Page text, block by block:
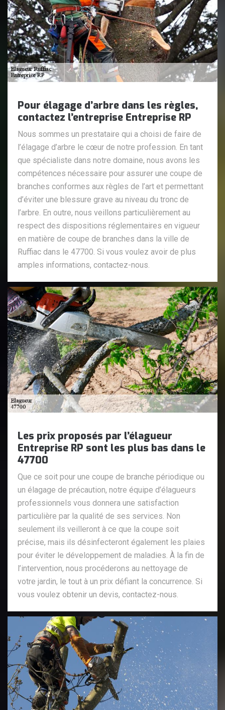
Pour élagage d’arbre dans les règles,
contactez l’entreprise Entreprise RP
Nous sommes un prestataire qui a choisi de faire de
l’élagage d’arbre le cœur de notre profession. En tant
que spécialiste dans notre domaine, nous avons les
compétences nécessaire pour assurer une coupe de
branches conformes aux règles de l’art et permettant
d’éviter une blessure grave au niveau du tronc de
l’arbre. En outre, nous veillons particulièrement au
respect des dispositions réglementaires en vigueur
en matière de coupe de branches dans la ville de
Ruffiac dans le 47700. Si vous voulez avoir de plus
amples informations, contactez-nous.
Les prix proposés par l’élagueur
Entreprise RP sont les plus bas dans le
47700
Que ce soit pour une coupe de branche périodique ou
un élagage de précaution, notre équipe d’élagueurs
professionnels vous donnera une satisfaction
particulière par la qualité de ses services. Non
seulement ils veilleront à ce que la coupe soit
précise, mais ils désinfecteront également les plaies
pour éviter le développement de maladies. À la fin de
l’intervention, nous procéderons au nettoyage de
votre jardin, le tout à un prix défiant la concurrence. Si
vous voulez obtenir un devis, contactez-nous.